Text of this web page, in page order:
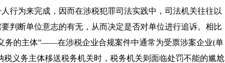
行为来完成，因而在涉税犯罪司法实践中，司法机关往往以
判断单位意志的有无，从而决定是否对单位进行追诉。相比
务的主体”——在涉税企业合规案件中通常为受票涉案企业(单
义务主体移送税务机关时，税务机关则面临处罚不能的尴尬